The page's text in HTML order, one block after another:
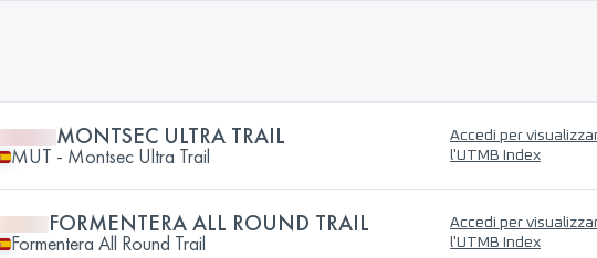
MONTSEC ULTRA TRAIL
MUT - Montsec Ultra Trail
Accedi per
l'UTMB Index
FORMENTERA ALL ROUND TRAIL
Formentera All Round Trail
Accedi per
l'UTMB Index